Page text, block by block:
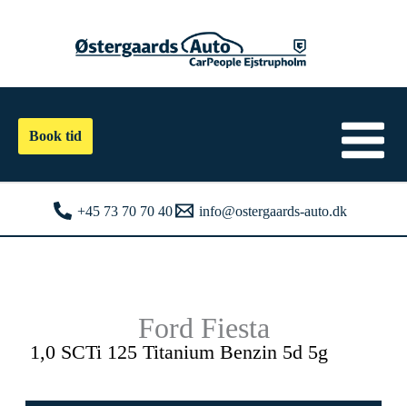
Book tid
+45 73 70 70 40 info@ostergaards-auto.dk
Ford Fiesta
1,0 SCTi 125 Titanium Benzin 5d 5g